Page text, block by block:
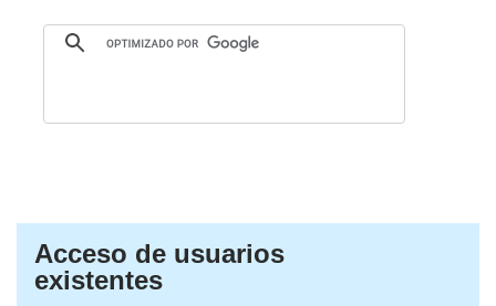
Acceso de usuarios
existentes